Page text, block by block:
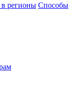
в регионы Способы